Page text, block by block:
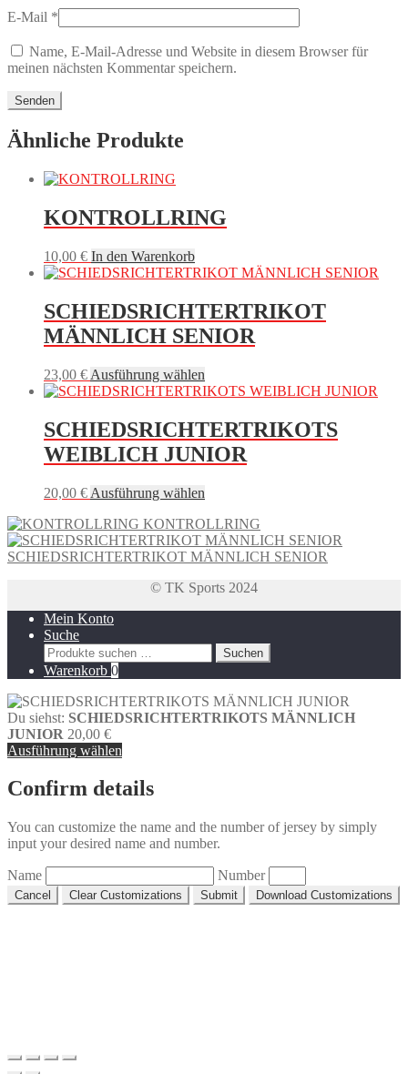
E-Mail *
Name, E-Mail-Adresse und Website in diesem Browser für
meinen nächsten Kommentar speichern.
Ähnliche Produkte
KONTROLLRING
10,00 € In den Warenkorb
SCHIEDSRICHTERTRIKOT
MÄNNLICH SENIOR
23,00 € Ausführung wählen
Produkt
mehrere
Varianten
auf.
können
auf
der
Produktseite
werden
SCHIEDSRICHTERTRIKOTS
WEIBLICH JUNIOR
20,00 € Ausführung wählen
weist
mehrere
Varianten
Die
werden
KONTROLLRING
SCHIEDSRICHTERTRIKOT MÄNNLICH SENIOR
© TK Sports 2024
Mein Konto
Suche
Suchen
nach:
Suchen
Warenkorb 0
Du siehst: SCHIEDSRICHTERTRIKOTS MÄNNLICH
JUNIOR 20,00 €
Ausführung wählen
Confirm details
You can customize the name and the number of jersey by simply
input your desired name and number.
Name Number
Cancel Clear Customizations Submit Download Customizations